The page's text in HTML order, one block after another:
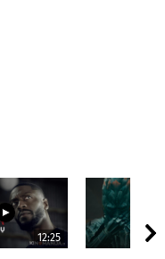
12:25